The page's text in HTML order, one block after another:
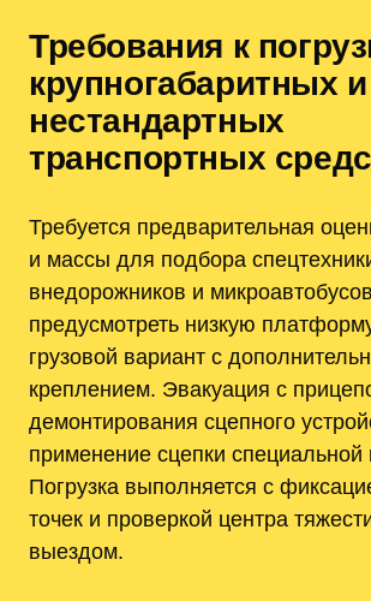
Требования к
крупногабаритных и
нестандартных
транспортных
Требуется предварительная
и массы для подбора
внедорожников и микроавтобусов
предусмотреть низкую
грузовой вариант с
креплением. Эвакуация с
демонтирования сцепного
применение сцепки специальной
Погрузка выполняется с
точек и проверкой центра
выездом.